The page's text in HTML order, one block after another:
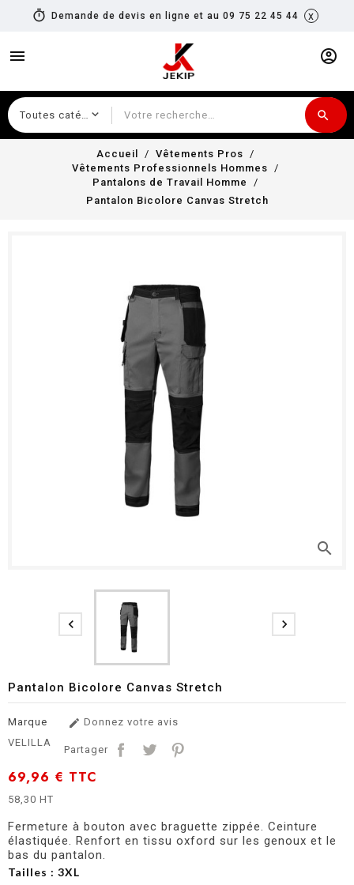
timer Demande de devis en ligne et au 09 75 22 45 44 x
menu account_circle
search
Accueil
Vêtements Pros
Vêtements Professionnels Hommes
Pantalons de Travail Homme
Pantalon Bicolore Canvas Stretch
search
 
Pantalon Bicolore Canvas Stretch
Marque
VELILLA
 Donnez votre avis
Partager
69,96 € TTC
58,30 HT
Fermeture à bouton avec braguette zippée. Ceinture
élastiquée. Renfort en tissu oxford sur les genoux et le
bas du pantalon.
Tailles : 3XL